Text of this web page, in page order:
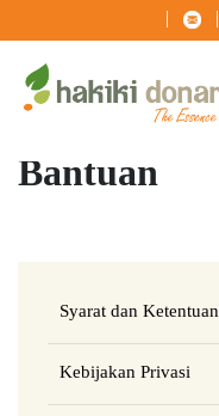
| |
Bantuan
Syarat dan Ketentuan
Kebijakan Privasi